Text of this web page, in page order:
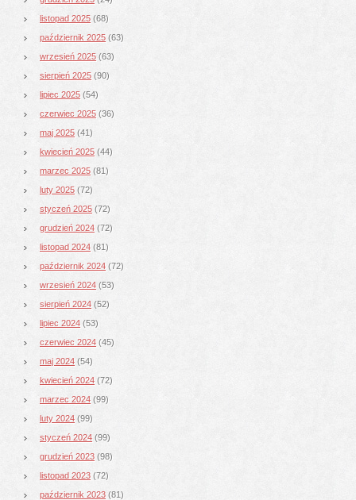
listopad 2025 (68)
październik 2025 (63)
wrzesień 2025 (63)
sierpień 2025 (90)
lipiec 2025 (54)
czerwiec 2025 (36)
maj 2025 (41)
kwiecień 2025 (44)
marzec 2025 (81)
luty 2025 (72)
styczeń 2025 (72)
grudzień 2024 (72)
listopad 2024 (81)
październik 2024 (72)
wrzesień 2024 (53)
sierpień 2024 (52)
lipiec 2024 (53)
czerwiec 2024 (45)
maj 2024 (54)
kwiecień 2024 (72)
marzec 2024 (99)
luty 2024 (99)
styczeń 2024 (99)
grudzień 2023 (98)
listopad 2023 (72)
październik 2023 (81)